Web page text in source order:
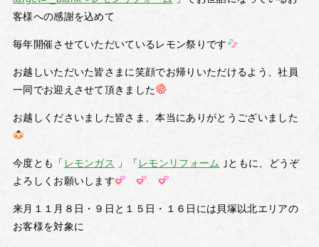
客様への感謝を込めて
毎年開催させていただいているレモン祭りです
お越しいただいた皆さまに笑顔でお帰りいただけるよう、社員
一同でお迎えさせて頂きました
お越しくださいました皆さま、本当にありがとうございました
今度とも「 レモンガス 」「 レモンリフォーム
｣ともに、どうぞ
よろしくお願いします
来月１１月８日・９日と１５日・１６日には貝塚以北エリアの
お客様を対象に